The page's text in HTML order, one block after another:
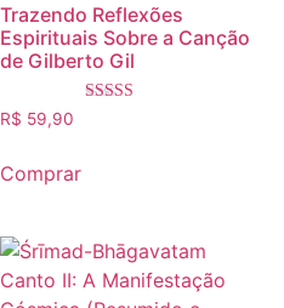
Trazendo Reflexões
Espirituais Sobre a Canção
de Gilberto Gil
R$ 59,90
Comprar